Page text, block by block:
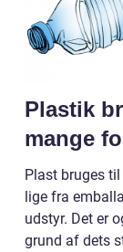
Plastik
mange
Plast bruges
lige fra
udstyr. Det er
grund af dets